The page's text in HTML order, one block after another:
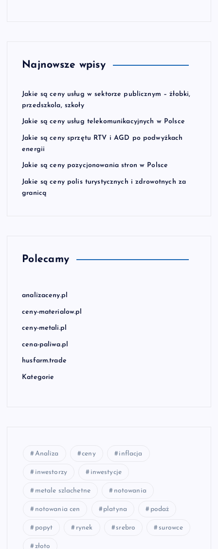
Najnowsze wpisy
Jakie są ceny usług w sektorze publicznym – żłobki,
przedszkola, szkoły
Jakie są ceny usług telekomunikacyjnych w Polsce
Jakie są ceny sprzętu RTV i AGD po podwyżkach
energii
Jakie są ceny pozycjonowania stron w Polsce
Jakie są ceny polis turystycznych i zdrowotnych za
granicą
Polecamy
analizaceny.pl
ceny-materialow.pl
ceny-metali.pl
cena-paliwa.pl
husfarm.trade
Kategorie
Analiza ceny inflacja
inwestorzy inwestycje
metale szlachetne notowania
notowania cen platyna podaż
popyt rynek srebro surowce
złoto